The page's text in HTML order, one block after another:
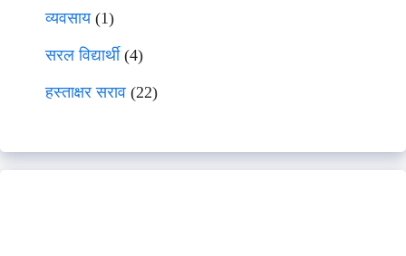
व्यवसाय(1)
सरल विद्यार्थी(4)
हस्ताक्षर सराव (22)